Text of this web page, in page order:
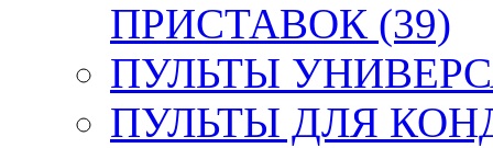
ПРИСТАВОК (39)
ПУЛЬТЫ
ПУЛЬТЫ ДЛЯ